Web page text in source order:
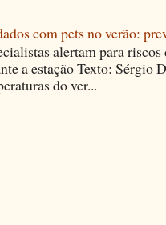
com pets no verão:
alertam para
a estação Texto: Sérgio
do ver...